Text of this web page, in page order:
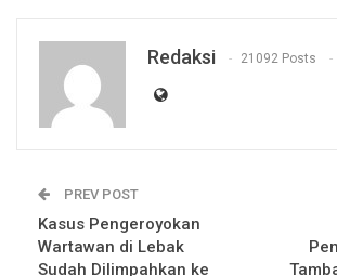
Redaksi 21092 Posts
PREV POST
Kasus Pengeroyokan
Wartawan di Lebak
Sudah Dilimpahkan ke